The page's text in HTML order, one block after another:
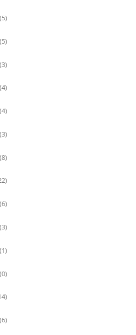
(5)
(5)
(3)
(4)
(4)
(3)
(8)
(6)
(3)
(1)
(0)
(6)